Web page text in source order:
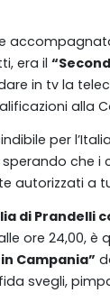
era il
in tv la
alla
per
che i
autorizzati a
di Prandelli
ore 24,00,
Campania”
svegli,